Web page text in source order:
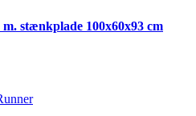
stænkplade 100x60x93 cm